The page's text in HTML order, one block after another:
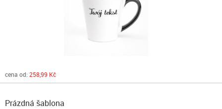
cena od: 258,99 Kč
Prázdná šablona